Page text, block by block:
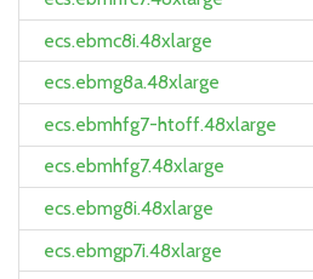
ecs.ebmc8i.48xlarge
ecs.ebmg8a.48xlarge
ecs.ebmhfg7-htoff.48xlarge
ecs.ebmhfg7.48xlarge
ecs.ebmg8i.48xlarge
ecs.ebmgp7i.48xlarge